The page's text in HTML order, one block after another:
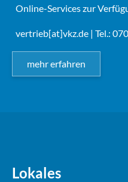
Online-Services zur
vertrieb[at]vkz.de | Tel.:
mehr erfahren
Lokales